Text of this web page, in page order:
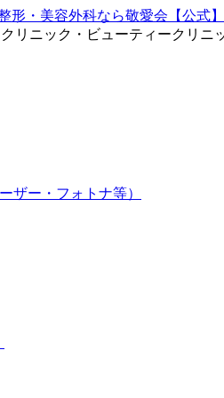
リニック・ビューティークリニ
ザー・フォトナ等）